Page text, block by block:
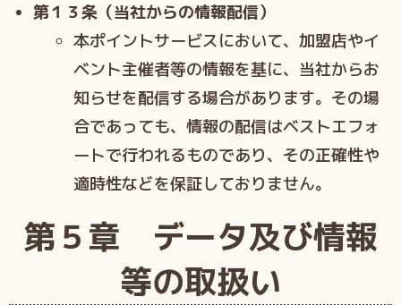
第１３条（当社からの情報配信）
本ポイントサービスにおいて、加盟店やイ
ベント主催者等の情報を基に、当社からお
知らせを配信する場合があります。その場
合であっても、情報の配信はベストエフォ
ートで⾏われるものであり、その正確性や
適時性などを保証しておりません。
第５章 データ及び情報
等の取扱い